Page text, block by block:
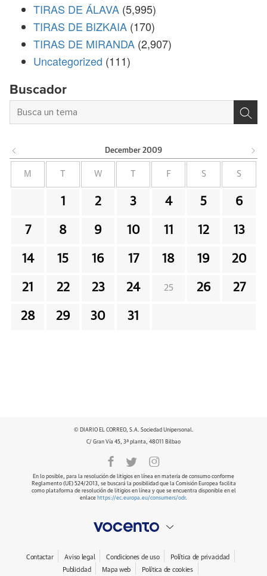
TIRAS DE ÁLAVA (5,995)
TIRAS DE BIZKAIA (170)
TIRAS DE MIRANDA (2,907)
Uncategorized (111)
Buscador
December 2009
M W F S S
1 2 3 4 5 6
7 8 9 10 11 12 13
14 15 16 17 18 19 20
21 22 23 24 25 26 27
28 29 30 31
© DIARIO EL CORREO, S.A. Sociedad Unipersonal.
C/ Gran Vía 45, 3ª planta, 48011 Bilbao
En lo posible, para la resolución de litigios en línea en materia de consumo conforme
Reglamento (UE) 524/2013, se buscará la posibilidad que la Comisión Europea facilita
como plataforma de resolución de litigios en línea y que se encuentra disponible en el
enlace https://ec.europa.eu/consumers/odr.
Contactar Aviso legal Condiciones de uso
Política de privacidad
Publicidad
Mapa web Política de cookies